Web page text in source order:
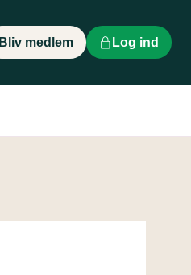
Bliv medlem Log ind